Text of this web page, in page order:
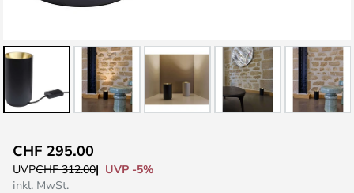
Anfang
der
CHF 295.00
UVPCHF 312.00
UVP -5%
inkl. MwSt.